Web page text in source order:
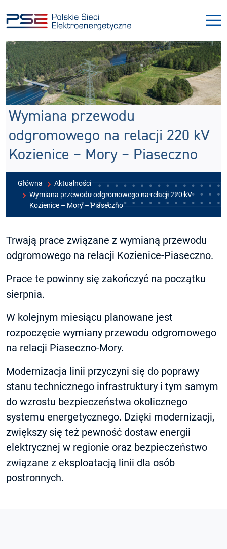
do
menu
do
treści
Wymiana przewodu
odgromowego na relacji 220 kV
Kozienice – Mory – Piaseczno
Główna
Aktualności
Wymiana przewodu odgromowego na relacji 220 kV
Kozienice – Mory – Piaseczno
Trwają prace związane z wymianą przewodu
odgromowego na relacji Kozienice-Piaseczno.
Prace te powinny się zakończyć na początku
sierpnia.
W kolejnym miesiącu planowane jest
rozpoczęcie wymiany przewodu odgromowego
na relacji Piaseczno-Mory.
Modernizacja linii przyczyni się do poprawy
stanu technicznego infrastruktury i tym samym
do wzrostu bezpieczeństwa okolicznego
systemu energetycznego. Dzięki modernizacji,
zwiększy się też pewność dostaw energii
elektrycznej w regionie oraz bezpieczeństwo
związane z eksploatacją linii dla osób
postronnych.